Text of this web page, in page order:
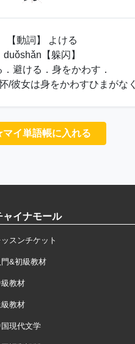
【動詞】 よける
duǒshǎn【躲闪】
．避ける．身をかわす．
/彼女は身をかわすひまがな
イ単語帳に入れる
ャイナモール
ッスンチケット
門&初級教材
教材
教材
現代文学